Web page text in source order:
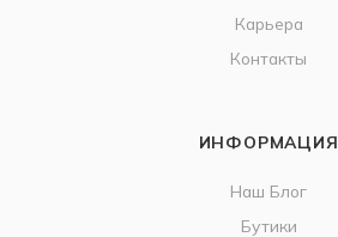
Карьера
Контакты
ИНФОРМАЦИЯ
Наш Блог
Бутики